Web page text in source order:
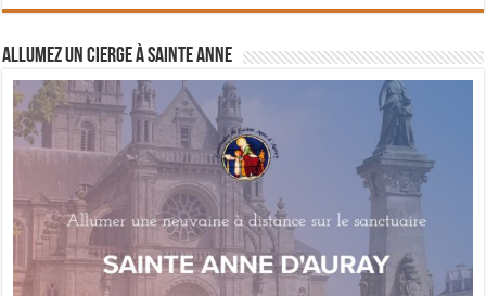
Allumez un cierge à Sainte Anne